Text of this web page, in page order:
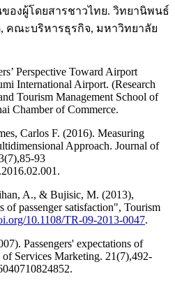
องผู้โดยสารชาวไทย. วิทยานิพนธ์
ณะบริหารธุรกิจ, มหาวิทยาลัย
Perspective Toward Airport
International Airport. (Research
Tourism Management School of
Chamber of Commerce.
Carlos F. (2016). Measuring
Approach. Journal of
93
A., & Bujisic, M. (2013),
passenger satisfaction", Tourism
10.1108/TR-09-2013-0047.
Passengers' expectations of
Services Marketing. 21(7),492-